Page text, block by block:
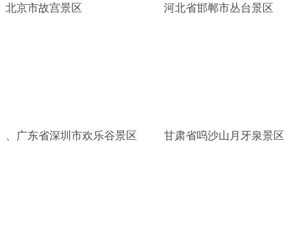
北京市故宫景区 河北省邯郸市丛台景区
、广东省深圳市欢乐谷景区 甘肃省呜沙山月牙泉景区